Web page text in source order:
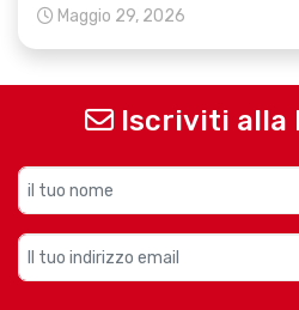
Maggio 29, 2026
Iscriviti alla